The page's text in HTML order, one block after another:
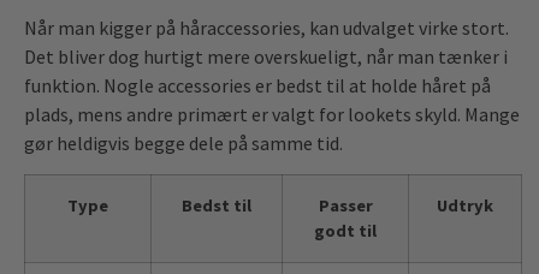
Når man kigger på håraccessories, kan udvalget virke stort.
Det bliver dog hurtigt mere overskueligt, når man tænker i
funktion. Nogle accessories er bedst til at holde håret på
plads, mens andre primært er valgt for lookets skyld. Mange
gør heldigvis begge dele på samme tid.
Type Bedst til
Passer
godt til
Udtryk